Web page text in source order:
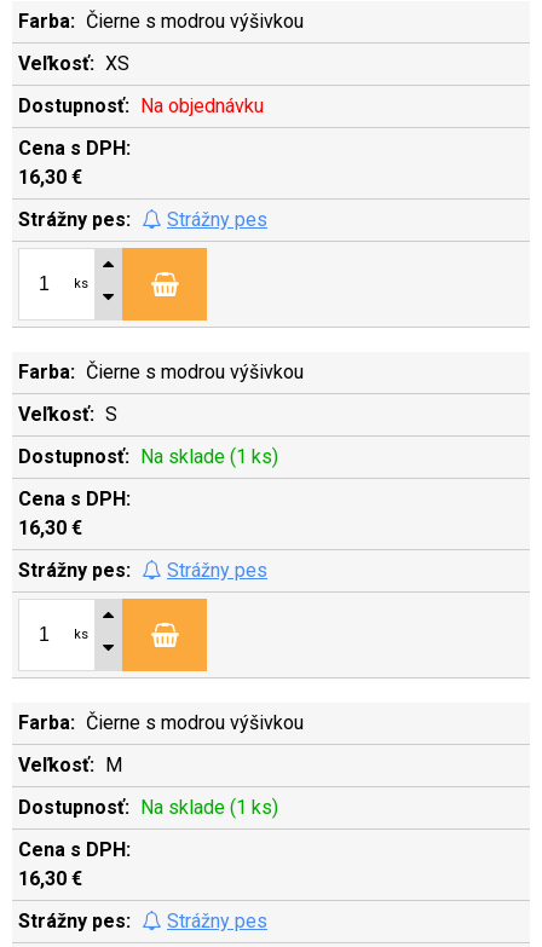
Čierne s modrou výšivkou
XS
Na objednávku
16,30 €
Strážny pes
ks
Čierne s modrou výšivkou
S
Na sklade (1 ks)
16,30 €
Strážny pes
ks
Čierne s modrou výšivkou
M
Na sklade (1 ks)
16,30 €
Strážny pes